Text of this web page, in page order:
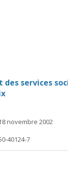
des services
novembre 2002
40124-7